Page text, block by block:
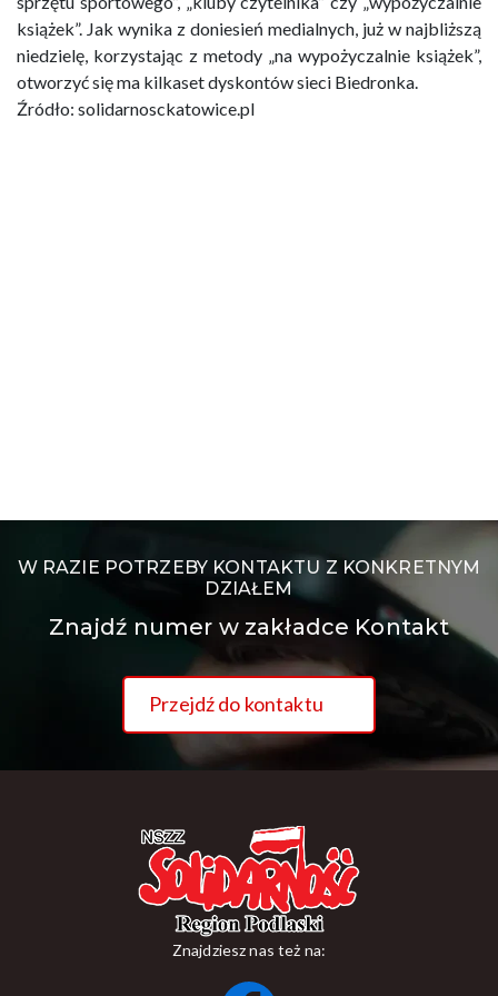
książek”. Jak wynika z doniesień medialnych, już w najbliższą
niedzielę, korzystając z metody „na wypożyczalnie książek”,
otworzyć się ma kilkaset dyskontów sieci Biedronka.
Źródło: solidarnosckatowice.pl
W RAZIE POTRZEBY KONTAKTU Z KONKRETNYM
DZIAŁEM
Znajdź numer w zakładce Kontakt
Przejdź do kontaktu
Znajdziesz nas też na: